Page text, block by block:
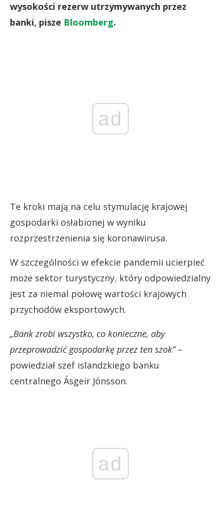
wysokości rezerw utrzymywanych przez
banki, pisze Bloomberg.
ad
Te kroki mają na celu stymulację krajowej
gospodarki osłabionej w wyniku
rozprzestrzenienia się koronawirusa.
W szczególności w efekcie pandemii ucierpieć
może sektor turystyczny, który odpowiedzialny
jest za niemal połowę wartości krajowych
przychodów eksportowych.
„Bank zrobi wszystko, co konieczne, aby
przeprowadzić gospodarkę przez ten szok”–
powiedział szef islandzkiego banku
centralnego Ásgeir Jónsson.
ad